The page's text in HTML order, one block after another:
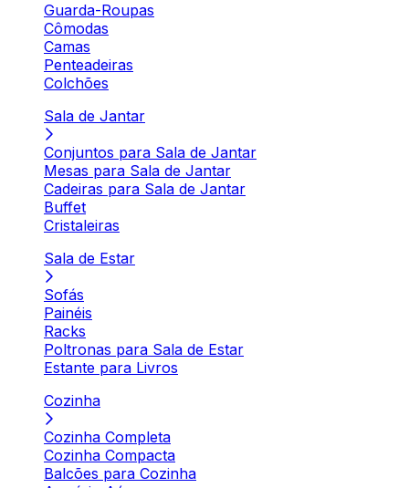
Guarda-Roupas
Cômodas
Camas
Penteadeiras
Colchões
Sala de Jantar
Conjuntos para Sala de Jantar
Mesas para Sala de Jantar
Cadeiras para Sala de Jantar
Buffet
Cristaleiras
Sala de Estar
Sofás
Painéis
Racks
Poltronas para Sala de Estar
Estante para Livros
Cozinha
Cozinha Completa
Cozinha Compacta
Balcões para Cozinha